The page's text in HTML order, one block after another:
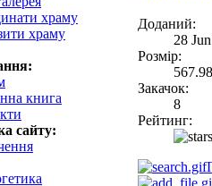
храму
храму
книга
сайту:
Доданий:
28
Розмір:
Закачок:
8
Рейтинг: